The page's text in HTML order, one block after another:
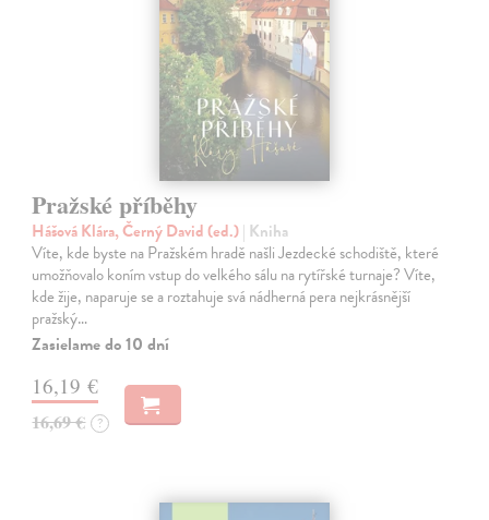
Pražské příběhy
Hášová Klára, Černý David (ed.)| Kniha
Víte, kde byste na Pražském hradě našli Jezdecké schodiště, které
umožňovalo koním vstup do velkého sálu na rytířské turnaje? Víte,
kde žije, naparuje se a roztahuje svá nádherná pera nejkrásnější
pražský…
Zasielame do 10 dní
16,19 €
16,69 € ?